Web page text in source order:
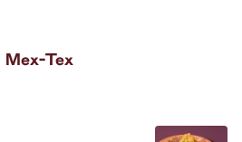
Mex-Tex